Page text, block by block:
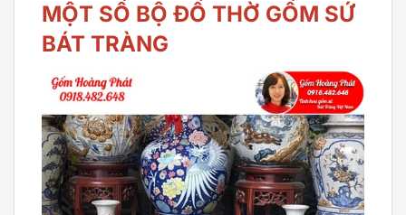
MỘT SỐ BỘ ĐỒ THỜ GỐM SỨ
BÁT TRÀNG